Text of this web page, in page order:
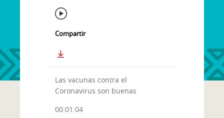
Compartir
Las vacunas contra el
Coronavirus son buenas
00:01:04